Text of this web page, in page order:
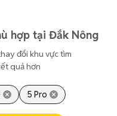
hợp tại Đắk Nông
đổi khu vực tìm
quả hơn
5 Pro